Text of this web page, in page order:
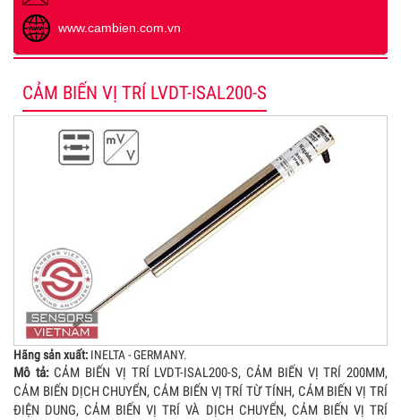
www.cambien.com.vn
CẢM BIẾN VỊ TRÍ LVDT-ISAL200-S
Hãng sản xuất: INELTA - GERMANY.
Mô tả:CẢM BIẾN VỊ TRÍ LVDT-ISAL200-S, CẢM BIẾN VỊ TRÍ 200MM,
CẢM BIẾN DỊCH CHUYỂN, CẢM BIẾN VỊ TRÍ TỪ TÍNH, CẢM BIẾN VỊ TRÍ
ĐIỆN DUNG, CẢM BIẾN VỊ TRÍ VÀ DỊCH CHUYỂN, CẢM BIẾN VỊ TRÍ